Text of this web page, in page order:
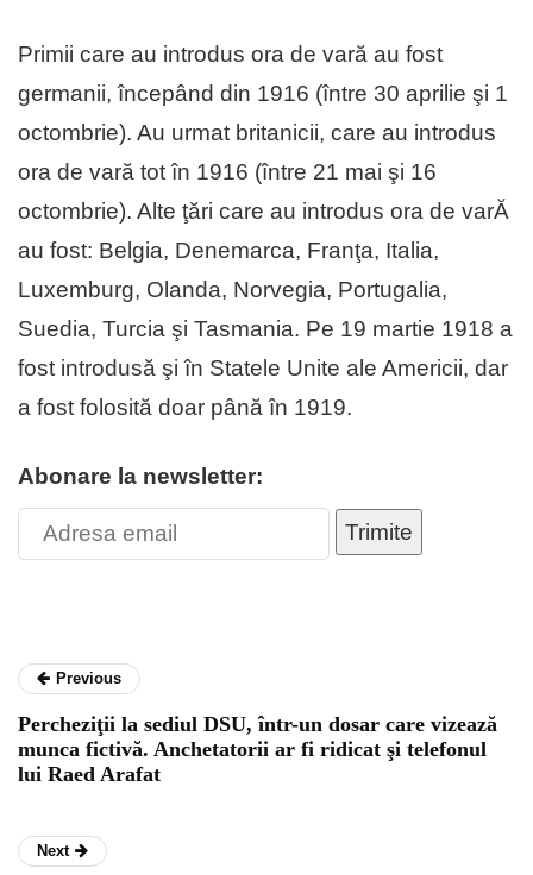
Primii care au introdus ora de vară au fost
germanii, începând din 1916 (între 30 aprilie şi 1
octombrie). Au urmat britanicii, care au introdus
ora de vară tot în 1916 (între 21 mai şi 16
octombrie). Alte ţări care au introdus ora de varĂ
au fost: Belgia, Denemarca, Franţa, Italia,
Luxemburg, Olanda, Norvegia, Portugalia,
Suedia, Turcia şi Tasmania. Pe 19 martie 1918 a
fost introdusă şi în Statele Unite ale Americii, dar
a fost folosită doar până în 1919.
Abonare la newsletter:
Trimite
Previous
Percheziţii la sediul DSU, într-un dosar care vizează
munca fictivă. Anchetatorii ar fi ridicat şi telefonul
lui Raed Arafat
Next